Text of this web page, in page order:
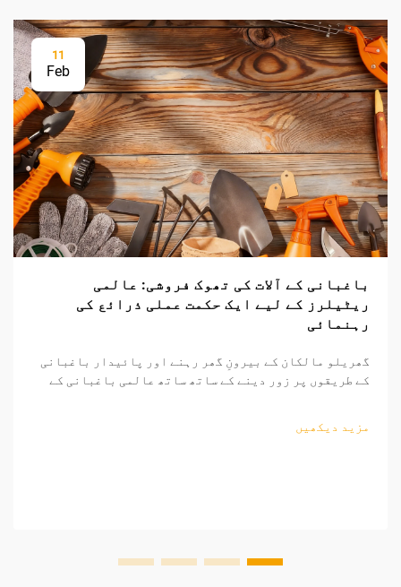
11
Feb
باغبانی کے آلات کی تھوک فروشی: عالمی
ریٹیلرز کے لیے ایک حکمت عملی ذرائع کی
رہنمائی
گھریلو مالکان کے بیرونِ گھر رہنے اور پائیدار باغبانی
کے طریقوں پر زور دینے کے ساتھ ساتھ عالمی باغبانی کے
کے اوزار کی ذرائع کاری کی پیچیدگیوں کو سمجھنا...
مزید دیکھیں